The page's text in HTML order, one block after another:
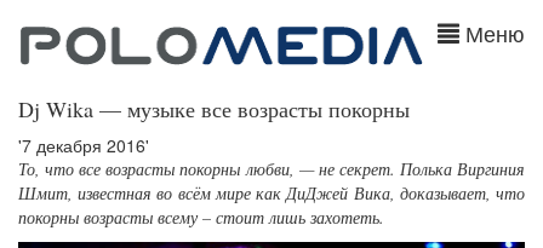
Меню
Dj Wika — музыке все возрасты покорны
'7 декабря 2016'
То, что все возрасты покорны любви, — не секрет. Полька Виргиния
Шмит, известная во всём мире как ДиДжей Вика, доказывает, что
покорны возрасты всему – стоит лишь захотеть.